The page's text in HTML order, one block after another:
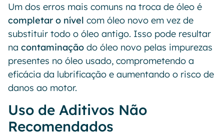
Um dos erros mais comuns na troca de óleo é
completar o nível com óleo novo em vez de
substituir todo o óleo antigo. Isso pode resultar
na contaminação do óleo novo pelas impurezas
presentes no óleo usado, comprometendo a
eficácia da lubrificação e aumentando o risco de
danos ao motor.
Uso de Aditivos Não
Recomendados